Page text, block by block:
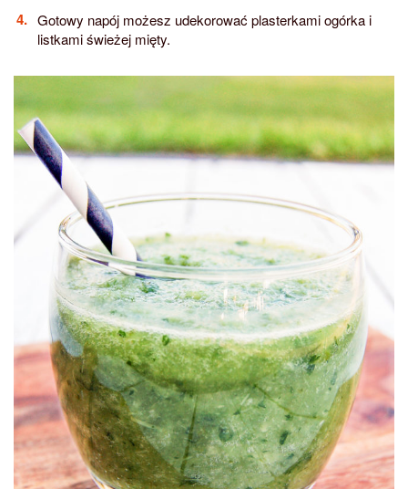
Gotowy napój możesz udekorować plasterkami ogórka i
listkami świeżej mięty.